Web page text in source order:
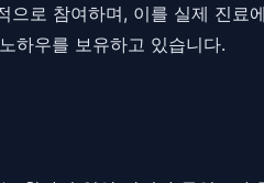
로 참여하며, 이를 실제 진료
하우를 보유하고 있습니다.